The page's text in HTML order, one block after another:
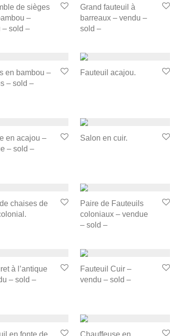
de sièges
–
– sold –
Grand fauteuil à
barreaux – vendu –
sold –
en bambou –
– sold –
Fauteuil acajou.
en acajou –
– sold –
Salon en cuir.
chaises de
Paire de Fauteuils
coloniaux – vendue
– sold –
à l’antique
– sold –
Fauteuil Cuir –
vendu – sold –
en fonte de Chauffeuse en